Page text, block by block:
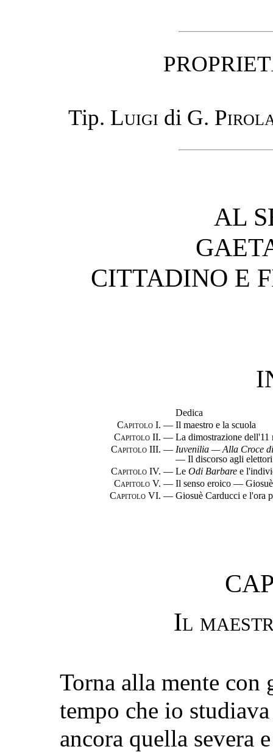
Tip. Luigi di G.
AL
CITTADINO E
Dedica
CapitoloI. — Il maestro e la scuola
CapitoloII. — La dimostrazione dell'11
CapitoloIII. — Iuvenilia — Alla Croce
— Il discorso agli
CapitoloIV. — Le Odi Barbaree
CapitoloV. — Il senso eroico —
CapitoloVI. — Giosuè Carducci e l'ora
Il
Torna alla mente
tempo che io
ancora quella severa